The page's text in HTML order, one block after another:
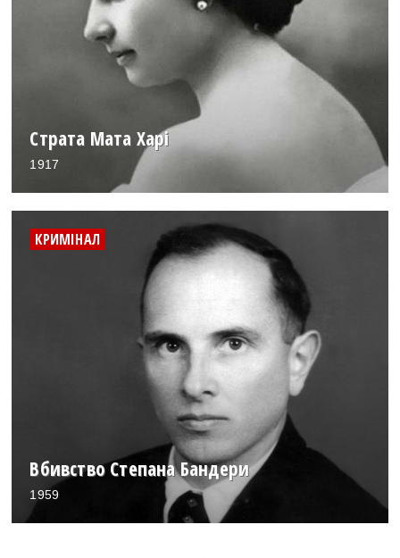
Страта Мата Харі
1917
КРИМІНАЛ
Вбивство Степана Бандери
1959